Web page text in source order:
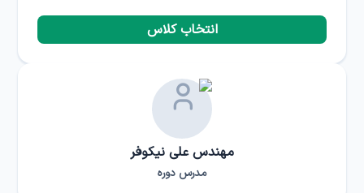
انتخاب کلاس
مهندس علی نیکوفر
مدرس دوره